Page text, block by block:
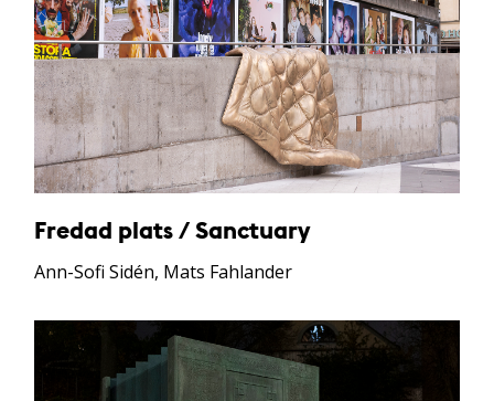
Fredad plats / Sanctuary
Ann-Sofi Sidén, Mats Fahlander